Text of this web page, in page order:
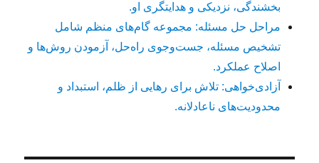
بخشندگی، نزدیکی و هدایتگری او.
مراحل حل مسئله: مجموعه گام‌های منظم شامل
تشخیص مسئله، جست‌وجوی راه‌حل، آزمودن روش‌ها و
اصلاح عملکرد.
آزادی‌خواهی: تلاش برای رهایی از ظلم، استبداد و
محدودیت‌های ناعادلانه.